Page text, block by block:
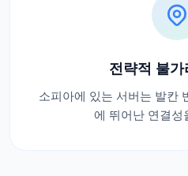
전략적 불가
소피아에 있는 서버는 발칸
에 뛰어난 연결성